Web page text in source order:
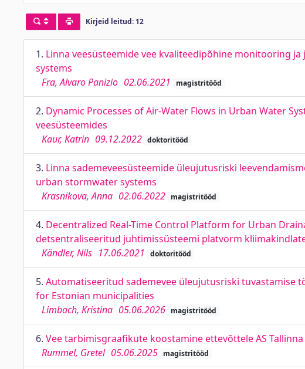
Kirjeid leitud: 12
1. Linna veesüsteemide vee kvaliteedipõhine monitooring
systems
Fra, Alvaro Panizio 02.06.2021 magistritööd
2. Dynamic Processes of Air-Water Flows in Urban Water
veesüsteemides
Kaur, Katrin 09.12.2022 doktoritööd
3. Linna sademeveesüsteemide üleujutusriski
urban stormwater systems
Krasnikova, Anna 02.06.2022 magistritööd
4. Decentralized Real-Time Control Platform for Urban
detsentraliseeritud juhtimissüsteemi platvorm
Kändler, Nils 17.06.2021 doktoritööd
5. Automatiseeritud sademevee üleujutusriski tuvastamise
for Estonian municipalities
Limbach, Kristina 05.06.2026 magistritööd
6. Vee tarbimisgraafikute koostamine ettevõttele AS
Rummel, Gretel 05.06.2025 magistritööd